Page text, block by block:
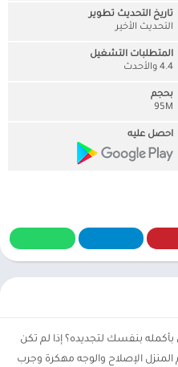
تاريخ التحديث تطوير
التحديث الأخير
المتطلبات التشغيل
4.4 والأحدث
بحجم
95M
احصل عليه
بنفسك لتجديده؟ إذا لم تكن
الإصلاح والوجه مهكرة وجرب